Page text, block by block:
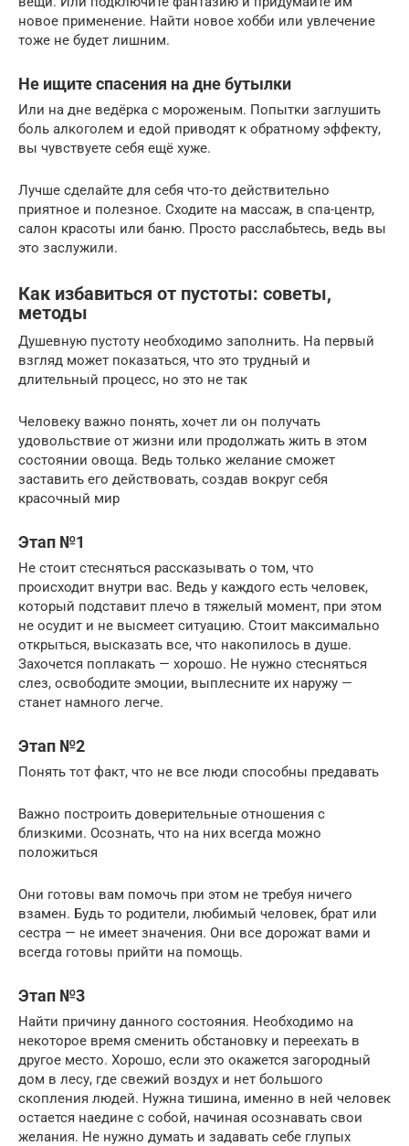
новое применение. Найти новое хобби или увлечение
тоже не будет лишним.
Не ищите спасения на дне бутылки
Или на дне ведёрка с мороженым. Попытки заглушить
боль алкоголем и едой приводят к обратному эффекту,
вы чувствуете себя ещё хуже.
Лучше сделайте для себя что-то действительно
приятное и полезное. Сходите на массаж, в спа-центр,
салон красоты или баню. Просто расслабьтесь, ведь вы
это заслужили.
Как избавиться от пустоты: советы,
методы
Душевную пустоту необходимо заполнить. На первый
взгляд может показаться, что это трудный и
длительный процесс, но это не так
Человеку важно понять, хочет ли он получать
удовольствие от жизни или продолжать жить в этом
состоянии овоща. Ведь только желание сможет
заставить его действовать, создав вокруг себя
красочный мир
Этап №1
Не стоит стесняться рассказывать о том, что
происходит внутри вас. Ведь у каждого есть человек,
который подставит плечо в тяжелый момент, при этом
не осудит и не высмеет ситуацию. Стоит максимально
открыться, высказать все, что накопилось в душе.
Захочется поплакать — хорошо. Не нужно стесняться
слез, освободите эмоции, выплесните их наружу —
станет намного легче.
Этап №2
Понять тот факт, что не все люди способны предавать
Важно построить доверительные отношения с
близкими. Осознать, что на них всегда можно
положиться
Они готовы вам помочь при этом не требуя ничего
взамен. Будь то родители, любимый человек, брат или
сестра — не имеет значения. Они все дорожат вами и
всегда готовы прийти на помощь.
Этап №3
Найти причину данного состояния. Необходимо на
некоторое время сменить обстановку и переехать в
другое место. Хорошо, если это окажется загородный
дом в лесу, где свежий воздух и нет большого
скопления людей. Нужна тишина, именно в ней человек
остается наедине с собой, начиная осознавать свои
желания. Не нужно думать и задавать себе глупых